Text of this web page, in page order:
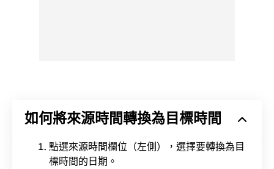
如何將來源時間轉換為目標時間
點選來源時間欄位（左側），選擇要轉換為目
標時間的日期。